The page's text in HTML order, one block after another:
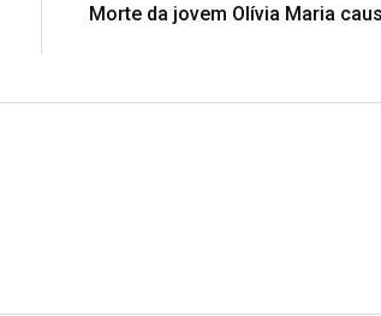
Morte da jovem Olívia Maria